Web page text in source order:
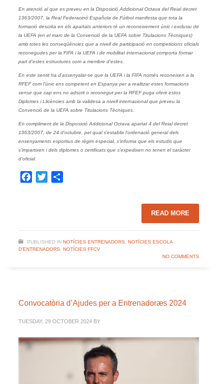
En atenció al que es preveu en la Disposició Addicional Octava del Reial decret
1363/2007, la Real Federacinó Española de Fútbol manifesta que tota la
formació descrita en els apartats anteriors té un reconeixement únic i exclusiu de
la UEFA (en el marc de la Convenció de la UEFA sobre Titulacions Tècniques)
amb totes les conseqüències que a nivell de participació en competicions oficials
reconegudes per la FIFA i la UEFA i de mobilitat internacional comporta formar
part d’estes estructures com a membre d’estes.
En este sentit ha d’assenyalar-se que la UEFA i la FIFA només reconeixen a la
RFEF com l’únic ens competent en Espanya per a realitzar estes formacions
sense que cap ens no adscrit o reconegut per la RFEF puga oferir estos
Diplomes i Llicències amb la validesa a nivell internacional que preveu la
Convenció de la UEFA sobre Titulacions Tècniques.
En compliment de la Disposició Addicional Octava apartat 4 del Reial decret
1363/2007, de 24 d’octubre, pel qual s’establix l’ordenació general dels
ensenyaments esportius de règim especial, s’informa que els estudis que
s’impartixen i dels diplomes o certificats que s’expedixen no tenen el caràcter
d’oficial.
Facebook
Twitter
READ MORE
PUBLISHED IN NOTÍCIES ENTRENADORS, NOTÍCIES ESCOLA
D'ENTRENADORS, NOTÍCIES FFCV
NO COMMENTS
Convocatòria d’Ajudes per a Entrenadoræs 2024
TUESDAY, 29 OCTOBER 2024 BY